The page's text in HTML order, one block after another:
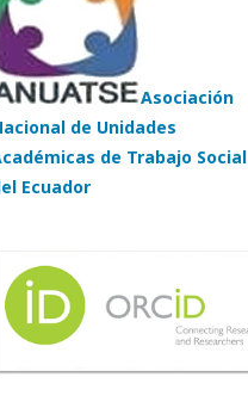
Asociación
de Unidades
de Trabajo Social
Ecuador